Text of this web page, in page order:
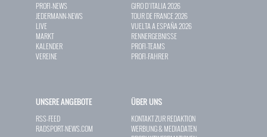
PROFI-NEWS
JEDERMANN-NEWS
LIVE
MARKT
KALENDER
VEREINE
GIRO D`ITALIA 2026
TOUR DE FRANCE 2026
VUELTA A ESPAÑA 2026
RENNERGEBNISSE
PROFI-TEAMS
PROFI-FAHRER
UNSERE ANGEBOTE
RSS-FEED
RADSPORT-NEWS.COM
ÜBER UNS
KONTAKT ZUR REDAKTION
WERBUNG & MEDIADATEN